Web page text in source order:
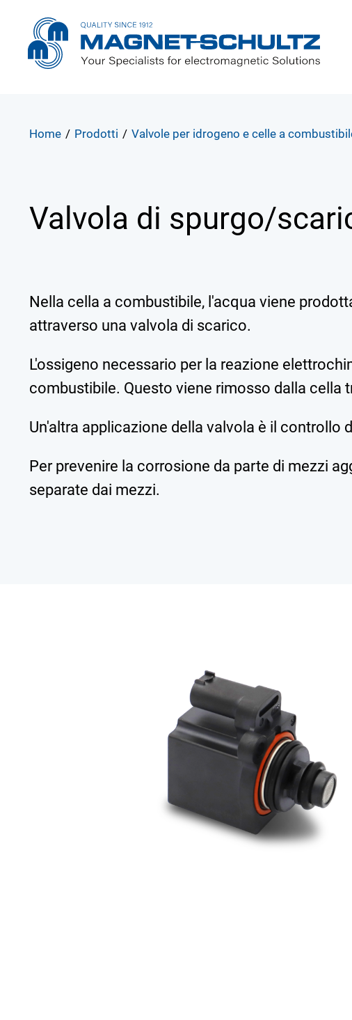
Home / Prodotti / Valvole per idrogeno e celle a
Valvola di spurgo/
Nella cella a combustibile, l'acqua viene
attraverso una valvola di scarico.
L'ossigeno necessario per la reazione
combustibile. Questo viene rimosso dalla cella
Un'altra applicazione della valvola è il controllo
Per prevenire la corrosione da parte di mezzi
separate dai mezzi.